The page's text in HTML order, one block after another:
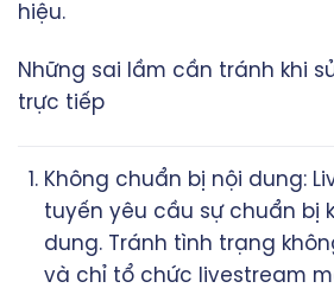
hiệu.
Những sai lầm cần tránh khi
trực tiếp
Không chuẩn bị nội dung:
tuyến yêu cầu sự chuẩn bị
dung. Tránh tình trạng
và chỉ tổ chức livestream